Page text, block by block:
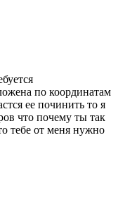
по координатам
ее починить то я
что почему ты так
тебе от меня нужно